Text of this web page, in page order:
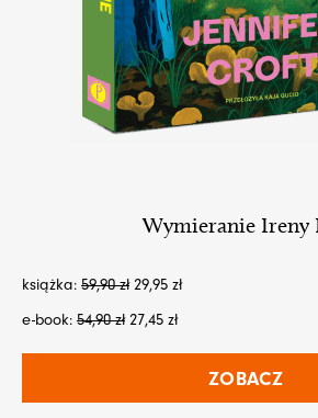
Wymieranie Ireny
książka: 59,90zł 29,95 zł
e-book: 54,90zł 27,45 zł
ZOBACZ